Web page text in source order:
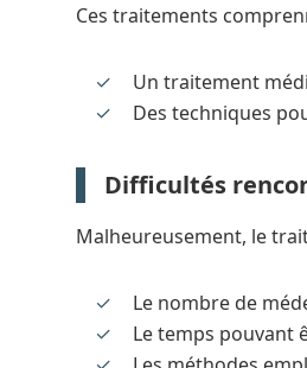
Ces traitements
Un traitement
Des techniques
Difficultés
Malheureusement, le
Le nombre de
Le temps pouvant